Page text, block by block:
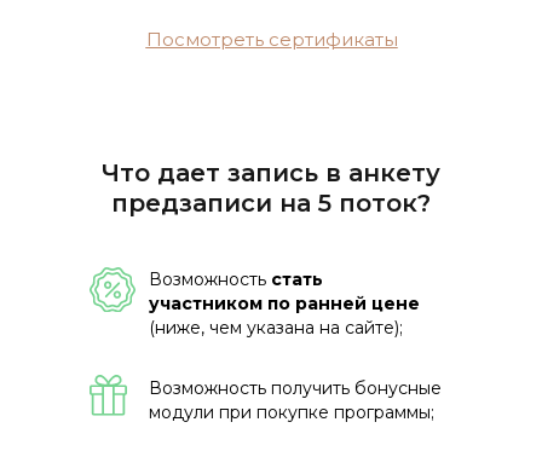
Посмотреть сертификаты
Возможность получить бонусные
модули при покупке программы;
Возможность стать
участником по ранней цене
(ниже, чем указана на сайте);
Что дает запись в анкету
предзаписи на 5 поток?